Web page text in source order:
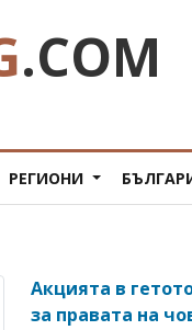
.COM
РЕГИОНИ
Акцията в
за правата на